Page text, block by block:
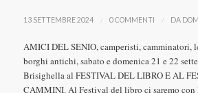
13 SETTEMBRE 2024 / 0 COMMENTI / DA
AMICI DEL SENIO, camperisti, camminatori,
borghi antichi, sabato e domenica 21 e 22
Brisighella al FESTIVAL DEL LIBRO E AL
CAMMINI. Al Festival del libro ci saremo con